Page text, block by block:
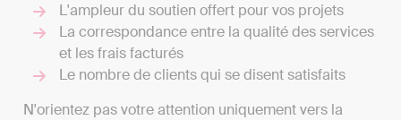
L'ampleur du soutien offert pour vos projets
La correspondance entre la qualité des services
et les frais facturés
Le nombre de clients qui se disent satisfaits
N'orientez pas votre attention uniquement vers la